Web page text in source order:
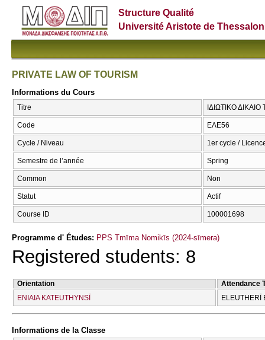
Structure Qualité
Université Aristote de
PRIVATE LAW OF TOURISM
Informations du Cours
Titre ΙΔΙΩΤΙΚΟ
Code ΕΛΕ56
Cycle / Niveau 1er cycle /
Semestre de l’année Spring
Common Non
Statut Actif
Course ID 100001698
Programme d' Études: PPS Tmīma Nomikīs (2024-sīmera)
Registered students: 8
Orientation
Attendance
ENIAIA KATEUTHYNSĪ
ELEUTHERĪ
Informations de la Classe